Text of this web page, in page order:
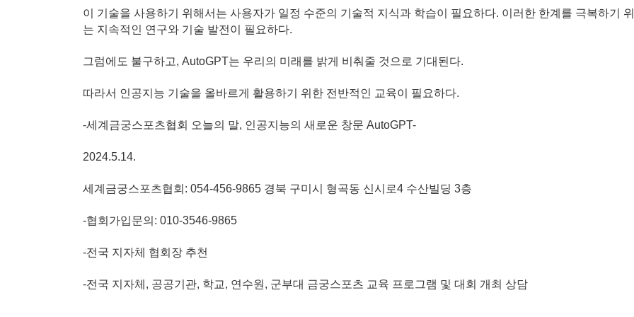
이 기술을 사용하기 위해서는 사용자가 일정 수준의 기술적 지식과 학습이 필요하다. 이러한 한계를 극복하기
는 지속적인 연구와 기술 발전이 필요하다.
그럼에도 불구하고, AutoGPT는 우리의 미래를 밝게 비춰줄 것으로 기대된다.
따라서 인공지능 기술을 올바르게 활용하기 위한 전반적인 교육이 필요하다.
-세계금궁스포츠협회 오늘의 말, 인공지능의 새로운 창문 AutoGPT-
2024.5.14.
세계금궁스포츠협회: 054-456-9865 경북 구미시 형곡동 신시로4 수산빌딩 3층
-협회가입문의: 010-3546-9865
-전국 지자체 협회장 추천
-전국 지자체, 공공기관, 학교, 연수원, 군부대 금궁스포츠 교육 프로그램 및 대회 개최 상담